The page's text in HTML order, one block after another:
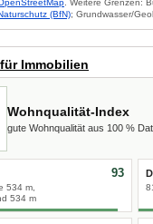
. Weitere Grenzen:
(BfN); Grundwasser/
Immobilien
Wohnqualität-Index
gute Wohnqualität aus 100 %
534 m,
534 m
93